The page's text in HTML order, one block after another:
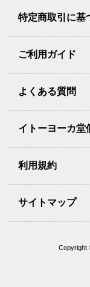
特定商取引に基
ご利用ガイド
よくある質問
イトーヨーカ堂
利用規約
サイトマップ
Copyright